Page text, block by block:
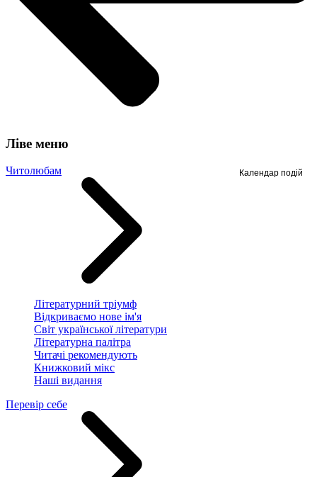
Ліве меню
Читолюбам
Літературний тріумф
Відкриваємо нове ім'я
Світ української літератури
Літературна палітра
Читачі рекомендують
Книжковий мікс
Наші видання
Перевір себе
Календар подій